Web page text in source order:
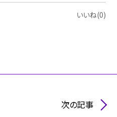
いいね(0)
次の記事